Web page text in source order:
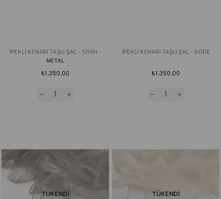
İPEKLİ KENARI TAŞLI ŞAL - SİYAH -
METAL
₺1.350,00
İPEKLİ KENARI TAŞLI ŞAL - DORE
₺1.350,00
TÜKENDI TÜKENDI